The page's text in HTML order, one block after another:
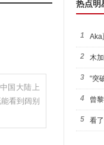
国大陆上
看到阔别
热点明
1 Aka
2 木
3 “突
引爆
4 曾
5 看